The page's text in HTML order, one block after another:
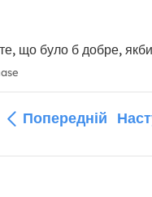
що було б добре,
Попередній